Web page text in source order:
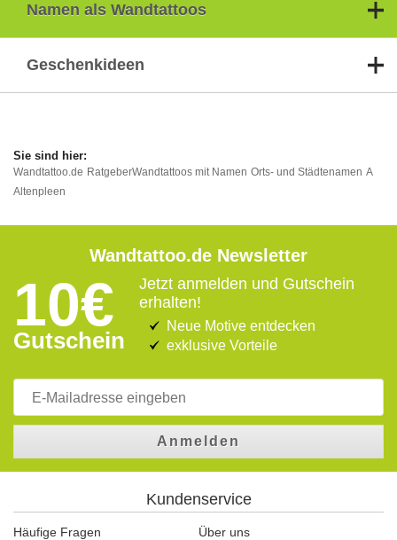
Namen als Wandtattoos
Geschenkideen
Wandtattoo.de RatgeberWandtattoos mit Namen Orts- und Städtenamen A
Altenpleen
Wandtattoo.de Newsletter
10€
Gutschein
Jetzt anmelden und Gutschein
erhalten!
Neue Motive entdecken
exklusive Vorteile
Anmelden
Kundenservice
Häufige Fragen
Über uns